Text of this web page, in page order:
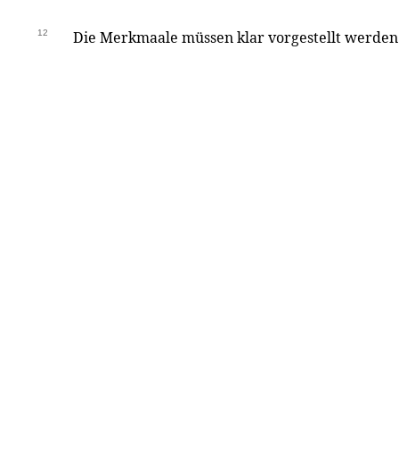
12 Die Merkmaale müssen klar vorgestellt